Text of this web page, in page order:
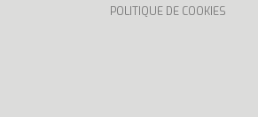
POLITIQUE DE COOKIES